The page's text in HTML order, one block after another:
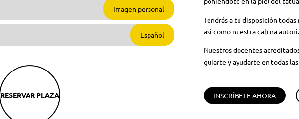
Imagen personal
Español
RESERVAR PLAZA
Tendrás a tu disposición
así como nuestra cabina
Nuestros docentes
guiarte y ayudarte en todas
INSCRÍBETE AHORA